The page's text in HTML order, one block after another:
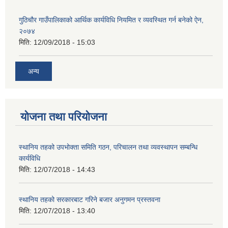
गुठिचौर गाउँपालिकाको आर्थिक कार्यविधि नियमित र व्यवस्थित गर्न बनेको ऐन,
२०७४
मिति: 12/09/2018 - 15:03
अन्य
योजना तथा परियोजना
स्थानिय तहको उपभोक्ता समिति गठन, परिचालन तथा व्यवस्थापन सम्बन्धि
कार्यविधि
मिति: 12/07/2018 - 14:43
स्थानिय तहको सरकारबाट गरिने बजार अनुगमन प्रस्तवना
मिति: 12/07/2018 - 13:40